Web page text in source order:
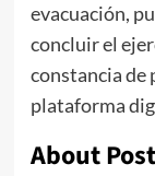
evacuación,
concluir el
constancia de
plataforma
About